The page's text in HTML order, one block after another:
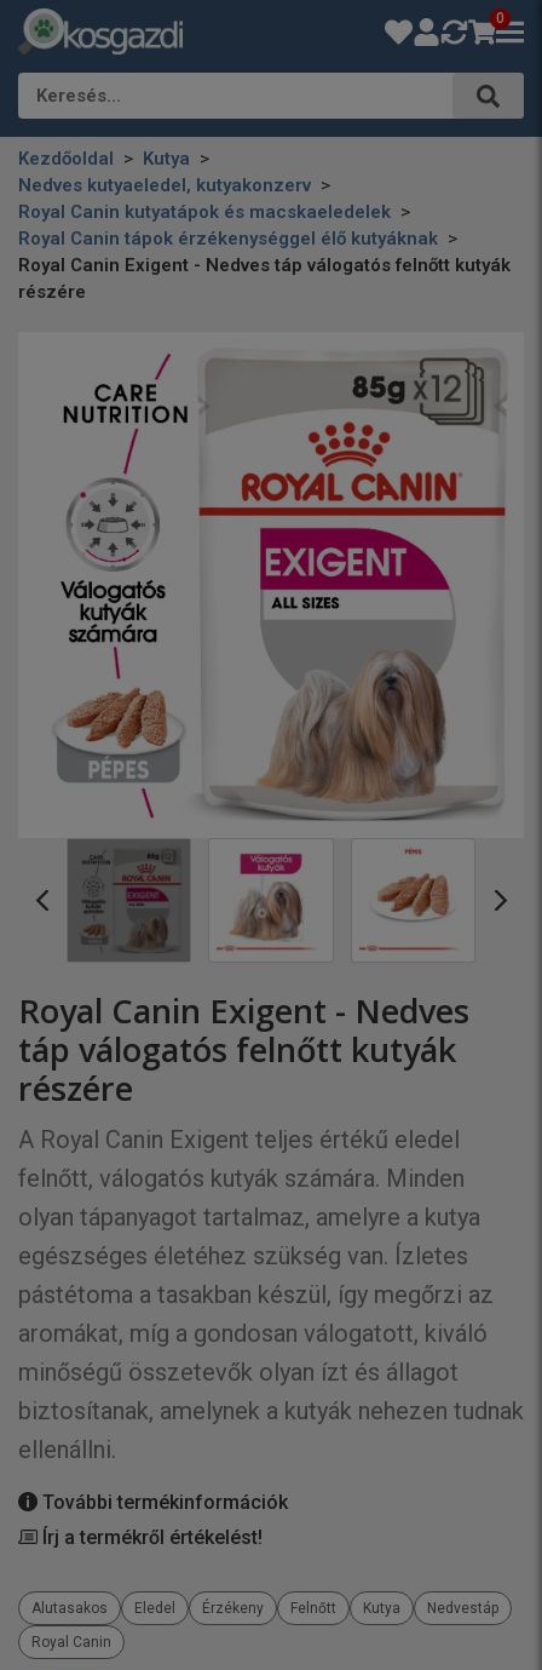
0
Keresés…
Kezdőoldal
Kutya
Nedves kutyaeledel, kutyakonzerv
Royal Canin kutyatápok és macskaeledelek
Royal Canin tápok érzékenységgel élő kutyáknak
Royal Canin Exigent - Nedves táp válogatós felnőtt kutyák
részére
Royal Canin Exigent - Nedves
táp válogatós felnőtt kutyák
részére
A Royal Canin Exigent teljes értékű eledel
felnőtt, válogatós kutyák számára. Minden
olyan tápanyagot tartalmaz, amelyre a kutya
egészséges életéhez szükség van. Ízletes
pástétoma a tasakban készül, így megőrzi az
aromákat, míg a gondosan válogatott, kiváló
minőségű összetevők olyan ízt és állagot
biztosítanak, amelynek a kutyák nehezen tudnak
ellenállni.
További termékinformációk
Írj a termékről értékelést!
Alutasakos Eledel Érzékeny Felnőtt Kutya
Nedvestáp
Royal Canin